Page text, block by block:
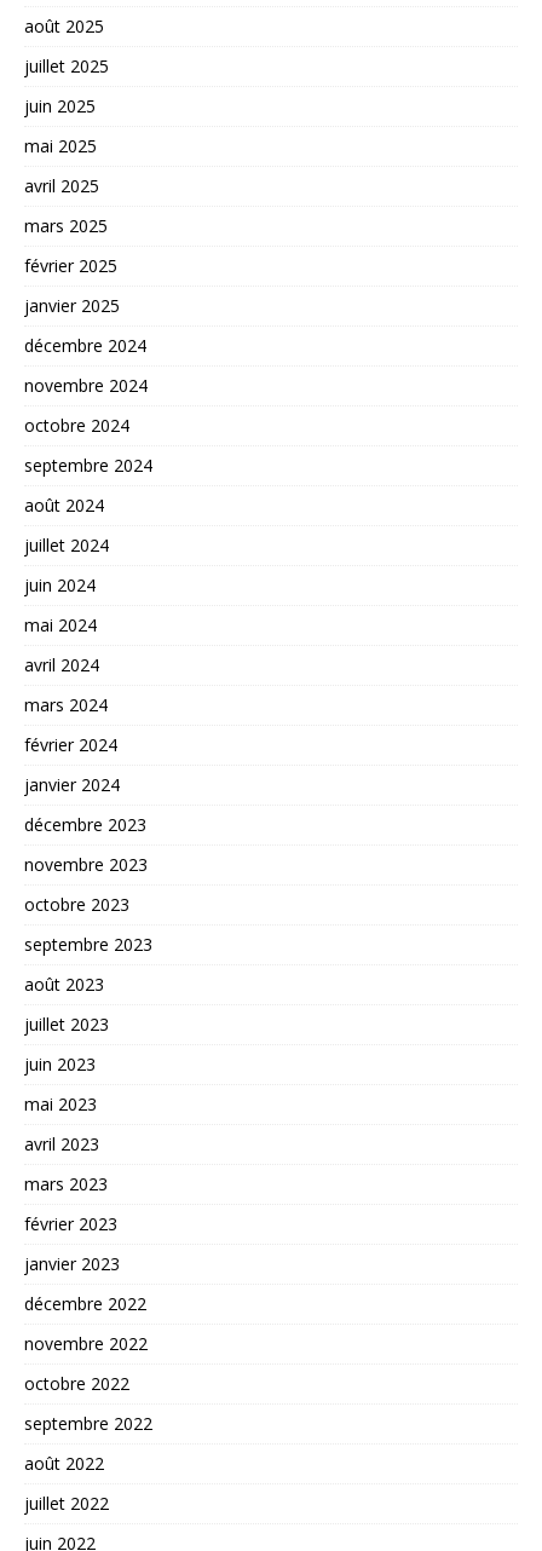
août 2025
juillet 2025
juin 2025
mai 2025
avril 2025
mars 2025
février 2025
janvier 2025
décembre 2024
novembre 2024
octobre 2024
septembre 2024
août 2024
juillet 2024
juin 2024
mai 2024
avril 2024
mars 2024
février 2024
janvier 2024
décembre 2023
novembre 2023
octobre 2023
septembre 2023
août 2023
juillet 2023
juin 2023
mai 2023
avril 2023
mars 2023
février 2023
janvier 2023
décembre 2022
novembre 2022
octobre 2022
septembre 2022
août 2022
juillet 2022
juin 2022